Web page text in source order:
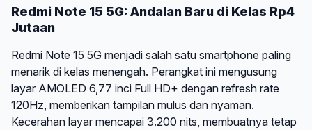
Redmi Note 15 5G: Andalan Baru di Kelas Rp4
Jutaan
Redmi Note 15 5G menjadi salah satu smartphone paling
menarik di kelas menengah. Perangkat ini mengusung
layar AMOLED 6,77 inci Full HD+ dengan refresh rate
120Hz, memberikan tampilan mulus dan nyaman.
Kecerahan layar mencapai 3.200 nits, membuatnya tetap